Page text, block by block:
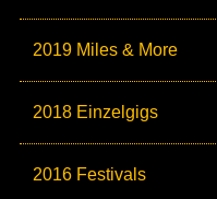
2019 Miles & More
2018 Einzelgigs
2016 Festivals